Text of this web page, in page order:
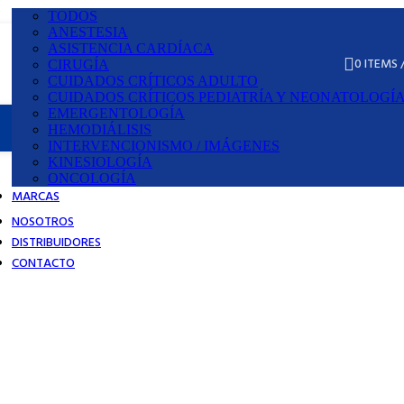
0ITEMS
TODOS
ANESTESIA
ASISTENCIA CARDÍACA
CIRUGÍA
CUIDADOS CRÍTICOS ADULTO
CUIDADOS CRÍTICOS PEDIATRÍA Y
EMERGENTOLOGÍA
HEMODIÁLISIS
INTERVENCIONISMO / IMÁGENES
KINESIOLOGÍA
ONCOLOGÍA
MARCAS
NOSOTROS
DISTRIBUIDORES
CONTACTO